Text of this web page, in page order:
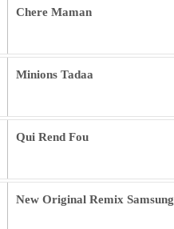
Chere Maman
Minions Tadaa
Qui Rend Fou
New Original Remix Samsung